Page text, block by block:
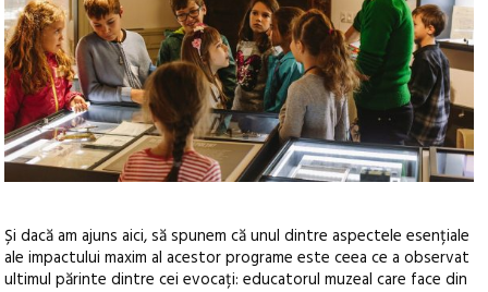
Și dacă am ajuns aici, să spunem că unul dintre aspectele esențiale
ale impactului maxim al acestor programe este ceea ce a observat
ultimul părinte dintre cei evocați: educatorul muzeal care face din